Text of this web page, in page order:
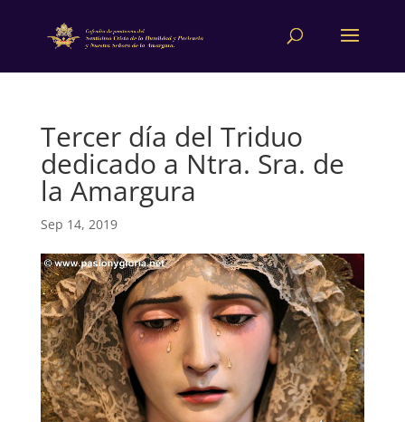
Tercer día del Triduo
dedicado a Ntra. Sra. de
la Amargura
Sep 14, 2019